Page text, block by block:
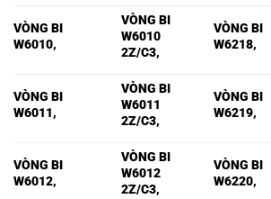
VÒNG BI
W6010,
VÒNG BI
W6010
2Z/C3,
VÒNG BI
W6218,
VÒNG BI
W6011,
VÒNG BI
W6011
2Z/C3,
VÒNG BI
W6219,
VÒNG BI
W6012,
VÒNG BI
W6012
2Z/C3,
VÒNG BI
W6220,